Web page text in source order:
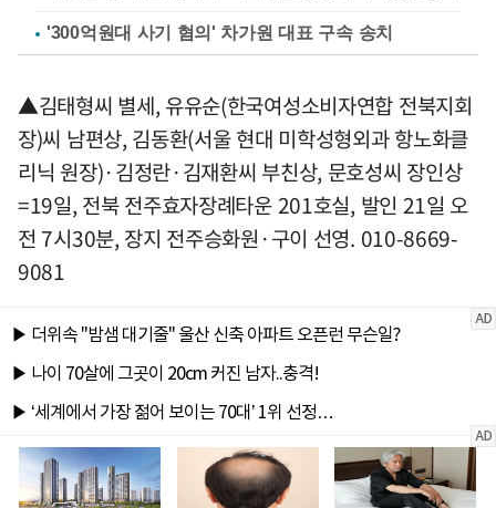
'300억원대 사기 혐의' 차가원 대표 구속 송치
▲김태형씨 별세, 유유순(한국여성소비자연합 전북지회
장)씨 남편상, 김동환(서울 현대 미학성형외과 항노화클
리닉 원장)·김정란·김재환씨 부친상, 문호성씨 장인상
=19일, 전북 전주효자장례타운 201호실, 발인 21일 오
전 7시30분, 장지 전주승화원·구이 선영. 010-8669-
9081